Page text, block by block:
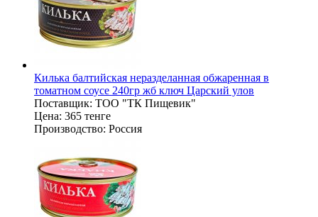
Килька балтийская неразделанная обжаренная в
томатном соусе 240гр жб ключ Царский улов
Поставщик: ТОО "ТК Пищевик"
Цена: 365 тенге
Производство: Россия